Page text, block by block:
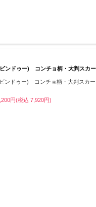
ンドゥー) コンチョ柄・大判スカ
ンドゥー) コンチョ柄・大判スカー
円(税込 7,920円)